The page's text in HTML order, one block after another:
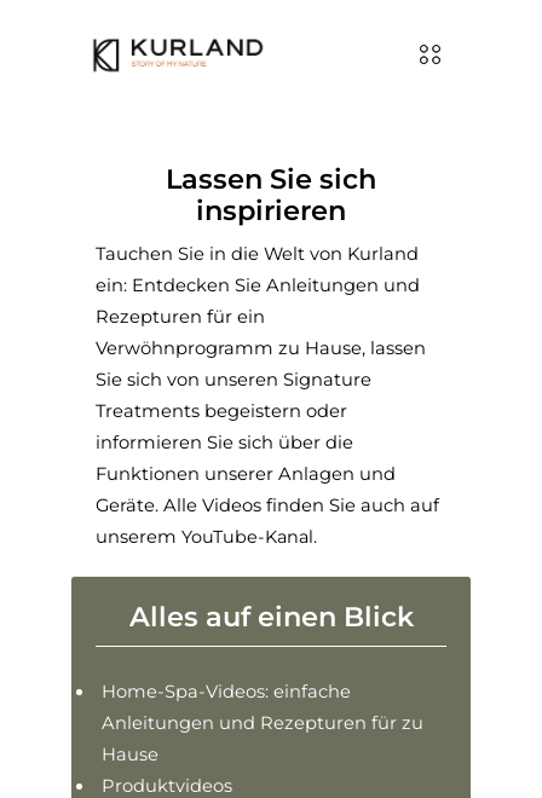
Lassen Sie sich
inspirieren
Tauchen Sie in die Welt von Kurland
ein: Entdecken Sie Anleitungen und
Rezepturen für ein
Verwöhnprogramm zu Hause, lassen
Sie sich von unseren Signature
Treatments begeistern oder
informieren Sie sich über die
Funktionen unserer Anlagen und
Geräte. Alle Videos finden Sie auch auf
unserem YouTube-Kanal.
Alles auf einen Blick
Home-Spa-Videos: einfache
Anleitungen und Rezepturen für zu
Hause
Produktvideos